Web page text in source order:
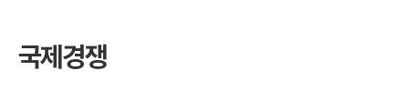
국제경쟁